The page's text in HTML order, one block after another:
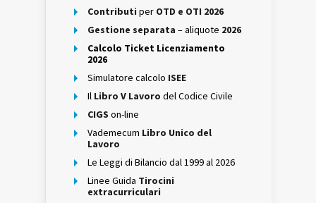
Contributi per OTD e OTI 2026
Gestione separata – aliquote 2026
Calcolo Ticket Licenziamento
2026
Simulatore calcolo ISEE
Il Libro V Lavoro del Codice Civile
CIGS on-line
Vademecum Libro Unico del
Lavoro
Le Leggi di Bilancio dal 1999 al 2026
Linee Guida Tirocini
extracurriculari